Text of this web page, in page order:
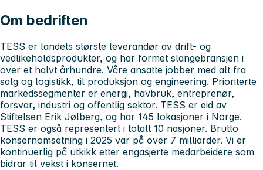
Om bedriften
TESS er landets største leverandør av drift- og
vedlikeholdsprodukter, og har formet slangebransjen i
over et halvt århundre. Våre ansatte jobber med alt fra
salg og logistikk, til produksjon og engineering. Prioriterte
markedssegmenter er energi, havbruk, entreprenør,
forsvar, industri og offentlig sektor. TESS er eid av
Stiftelsen Erik Jølberg, og har 145 lokasjoner i Norge.
TESS er også representert i totalt 10 nasjoner. Brutto
konsernomsetning i 2025 var på over 7 milliarder. Vi er
kontinuerlig på utkikk etter engasjerte medarbeidere som
bidrar til vekst i konsernet.